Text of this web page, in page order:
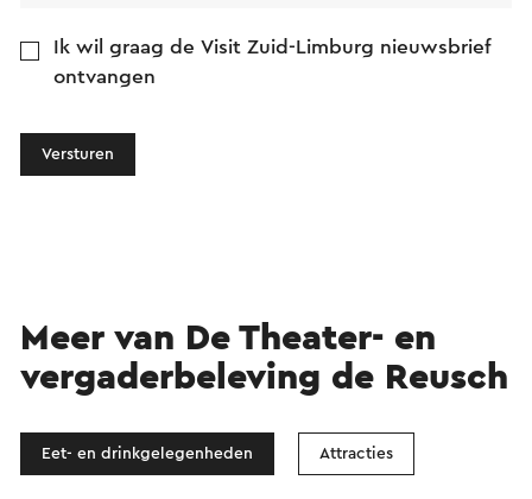
Ik wil graag de Visit Zuid-Limburg nieuwsbrief
ontvangen
Versturen
Meer van De Theater- en
vergaderbeleving de Reusch
Eet- en drinkgelegenheden Attracties